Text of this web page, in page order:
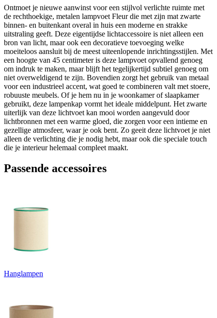
Ontmoet je nieuwe aanwinst voor een stijlvol verlichte ruimte met
de rechthoekige, metalen lampvoet Fleur die met zijn mat zwarte
binnen- en buitenkant overal in huis een moderne en strakke
uitstraling geeft. Deze eigentijdse lichtaccessoire is niet alleen een
bron van licht, maar ook een decoratieve toevoeging welke
moeiteloos aansluit bij de meest uiteenlopende inrichtingsstijlen. Met
een hoogte van 45 centimeter is deze lampvoet opvallend genoeg
om indruk te maken, maar blijft het tegelijkertijd subtiel genoeg om
niet overweldigend te zijn. Bovendien zorgt het gebruik van metaal
voor een industrieel accent, wat goed te combineren valt met stoere,
robuuste meubels. Of je hem nu in je woonkamer of slaapkamer
gebruikt, deze lampenkap vormt het ideale middelpunt. Het zwarte
uiterlijk van deze lichtvoet kan mooi worden aangevuld door
lichtbronnen met een warme gloed, die zorgen voor een intieme en
gezellige atmosfeer, waar je ook bent. Zo geeit deze lichtvoet je niet
alleen de verlichting die je nodig hebt, maar ook die speciale touch
die je interieur helemaal compleet maakt.
Passende accessoires
Hanglampen